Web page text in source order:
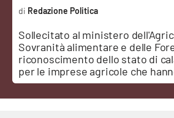
VIDEO
Ambiente
Cronaca
Sollecitato al ministero
Sovranità alimentare e delle
riconoscimento dello stato di
per le imprese agricole che
Redazione Politica